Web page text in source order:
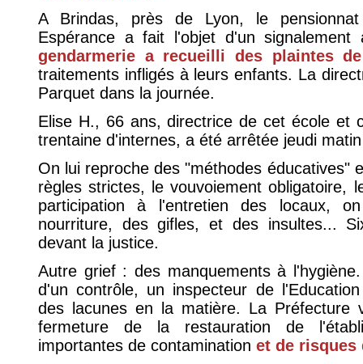
A Brindas, près de Lyon, le
Espérance a fait l'objet d'un
gendarmerie a recueilli des plaintes
traitements infligés à leurs enfants. La
Parquet dans la journée.
Elise H., 66 ans, directrice de cet école et
trentaine d'internes, a été arrêtée jeudi
On lui reproche des "méthodes éducatives"
règles strictes, le vouvoiement obligatoire,
participation à l'entretien des locaux,
nourriture, des gifles, et des insultes...
devant la justice.
Autre grief : des manquements à
d'un contrôle, un inspecteur de
des lacunes en la matière. La Préfecture
fermeture de la restauration de
importantes de contamination et de